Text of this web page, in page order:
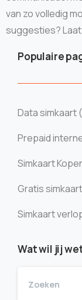
van zo volledig
suggesties?
Populaire
Data simkaart
Prepaid
Simkaart
Gratis simkaart
Simkaart
Wat wil jij